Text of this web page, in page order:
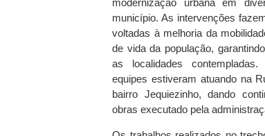
modernização urbana em
município. As intervenções
voltadas à melhoria da
de vida da população,
as localidades
equipes estiveram atuando na
bairro Jequiezinho, dando
obras executado pela